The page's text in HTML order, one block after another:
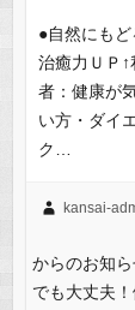
●自然にも
治癒力ＵＰ
者：健康が
い方・ダイ
ク…
kansai-
からのお知
でも大丈夫